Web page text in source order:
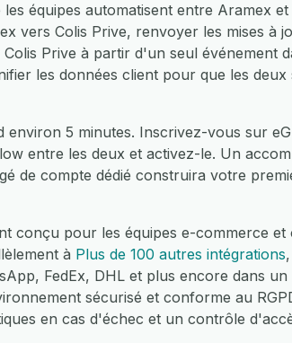
équipes automatisent entre Aramex
vers Colis Prive, renvoyer les mises à
Prive à partir d'un seul événement
les données client pour que les
environ 5 minutes. Inscrivez-vous sur
entre les deux et activez-le. Un
de compte dédié construira votre
conçu pour les équipes e-commerce
à Plus de 100 autres intégrations
FedEx, DHL et plus encore dans
sécurisé et conforme au
en cas d'échec et un contrôle